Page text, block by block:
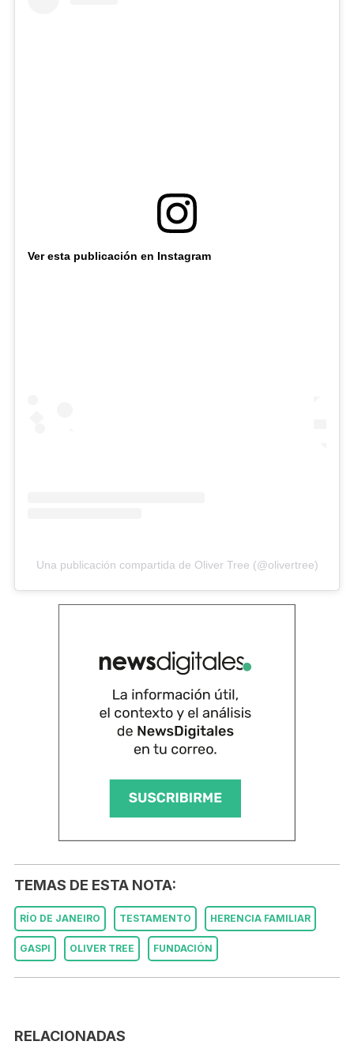
Ver esta publicación en Instagram
Una publicación compartida de Oliver Tree (@olivertree)
TEMAS DE ESTA NOTA:
RÍO DE JANEIRO TESTAMENTO HERENCIA FAMILIAR
GASPI OLIVER TREE FUNDACIÓN
RELACIONADAS